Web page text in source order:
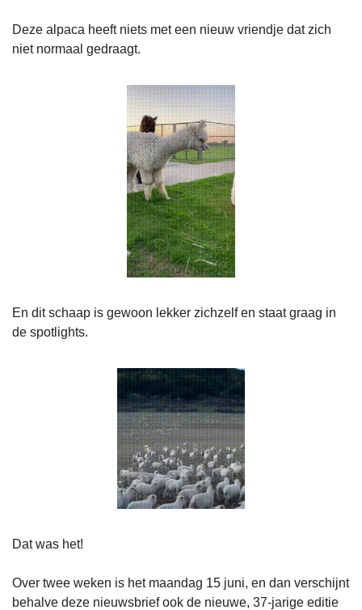
Deze alpaca heeft niets met een nieuw vriendje dat zich
niet normaal gedraagt.
En dit schaap is gewoon lekker zichzelf en staat graag in
de spotlights.
Dat was het!
Over twee weken is het maandag 15 juni, en dan verschijnt
behalve deze nieuwsbrief ook de nieuwe, 37-jarige editie